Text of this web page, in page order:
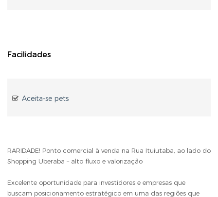
Facilidades
Aceita-se pets
RARIDADE! Ponto comercial à venda na Rua Ituiutaba, ao lado do
Shopping Uberaba – alto fluxo e valorização
Excelente oportunidade para investidores e empresas que
buscam posicionamento estratégico em uma das regiões que